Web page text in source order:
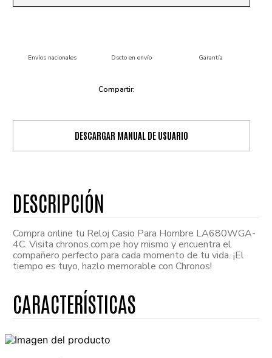
Envíos nacionales Dscto en envío Garantía
DESCARGAR MANUAL DE USUARIO
Compra online tu Reloj Casio Para Hombre LA680WGA-
4C. Visita chronos.com.pe hoy mismo y encuentra el
compañero perfecto para cada momento de tu vida. ¡El
tiempo es tuyo, hazlo memorable con Chronos!